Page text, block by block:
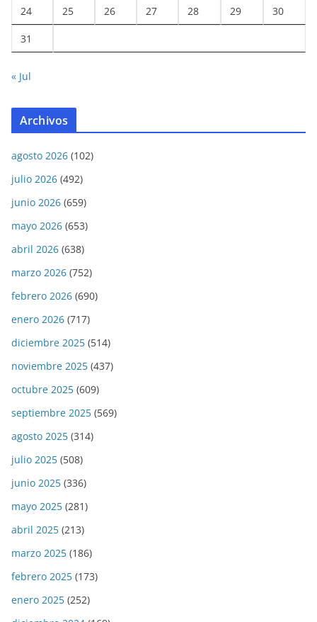
24 25 26 27 28 29 30
31
« Jul
Archivos
agosto 2026 (102)
julio 2026 (492)
junio 2026 (659)
mayo 2026 (653)
abril 2026 (638)
marzo 2026 (752)
febrero 2026 (690)
enero 2026 (717)
diciembre 2025 (514)
noviembre 2025 (437)
octubre 2025 (609)
septiembre 2025 (569)
agosto 2025 (314)
julio 2025 (508)
junio 2025 (336)
mayo 2025 (281)
abril 2025 (213)
marzo 2025 (186)
febrero 2025 (173)
enero 2025 (252)